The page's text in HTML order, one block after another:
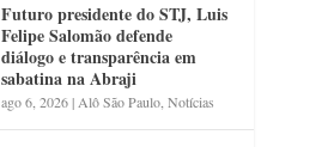
Futuro presidente do STJ, Luis
Felipe Salomão defende
diálogo e transparência em
sabatina na Abraji
ago 6, 2026| Alô São Paulo ,Notícias